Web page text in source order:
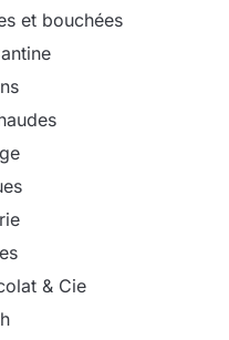
et bouchées
& Cie